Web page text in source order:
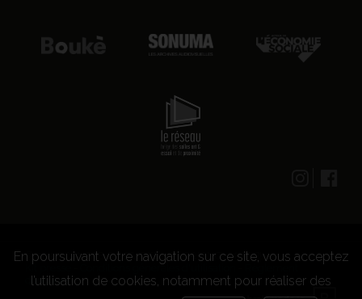
© 2026 CENTRE CULTUREL LES GRIGNOUX ASBL -
Kit presse
Conditions générales d'utilisation
concours
En poursuivant votre navigation sur ce site, vous acceptez
l’utilisation de cookies, notamment pour réaliser des